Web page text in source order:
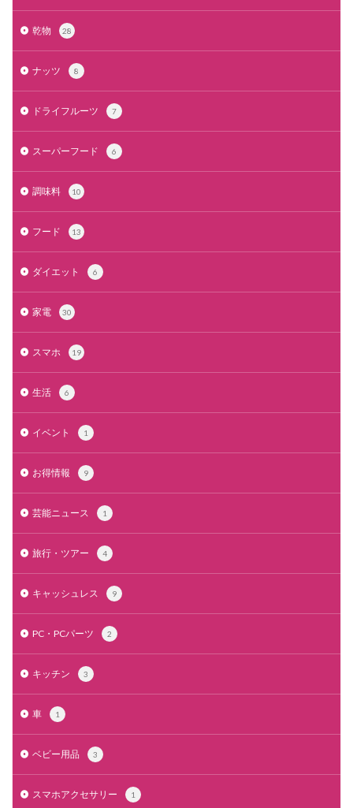
乾物 28
ナッツ 8
ドライフルーツ 7
スーパーフード 6
調味料 10
フード 13
ダイエット 6
家電 30
スマホ 19
生活 6
イベント 1
お得情報 9
芸能ニュース 1
旅行・ツアー 4
キャッシュレス 9
PC・PCパーツ 2
キッチン 3
車 1
ベビー用品 3
スマホアクセサリー 1